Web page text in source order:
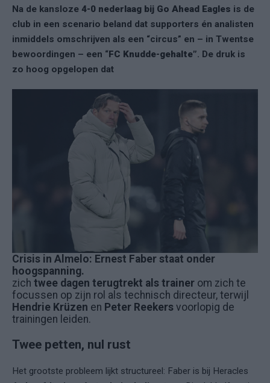
Na de kansloze 4-0 nederlaag bij Go Ahead Eagles is de
club in een scenario beland dat supporters én analisten
inmiddels omschrijven als een “circus” en – in Twentse
bewoordingen – een “FC Knudde-gehalte”. De druk is
zo hoog opgelopen dat
Crisis in Almelo: Ernest Faber staat onder
hoogspanning.
zich twee dagen terugtrekt als trainer om zich te
focussen op zijn rol als technisch directeur, terwijl
Hendrie Krüzen en Peter Reekers voorlopig de
trainingen leiden.
Twee petten, nul rust
Het grootste probleem lijkt structureel: Faber is bij Heracles